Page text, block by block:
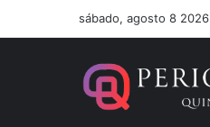
sábado, agosto 8 2026